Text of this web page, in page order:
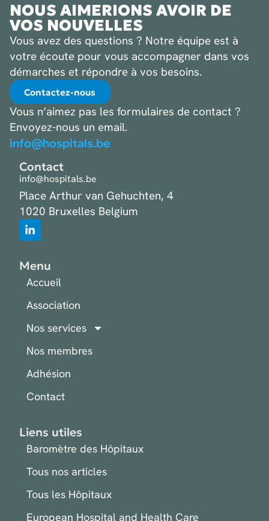
NOUS AIMERIONS AVOIR DE
VOS NOUVELLES
Vous avez des questions ? Notre équipe est à
votre écoute pour vous accompagner dans vos
démarches et répondre à vos besoins.
Contactez-nous
Vous n’aimez pas les formulaires de contact ?
Envoyez-nous un email.
info@hospitals.be
Contact
info@hospitals.be
Place Arthur van Gehuchten, 4
1020 Bruxelles Belgium
Menu
Accueil
Association
Nos services
Nos membres
Adhésion
Contact
Liens utiles
Baromètre des Hôpitaux
Tous nos articles
Tous les Hôpitaux
European Hospital and Health Care